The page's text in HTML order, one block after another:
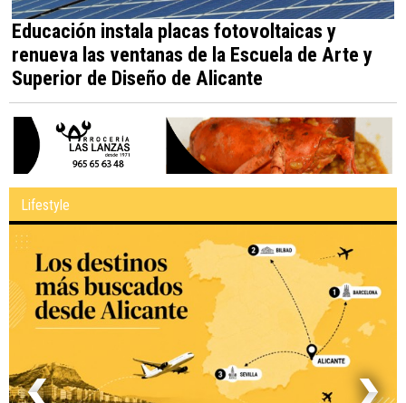
Educación instala placas fotovoltaicas y
renueva las ventanas de la Escuela de Arte y
Superior de Diseño de Alicante
Lifestyle